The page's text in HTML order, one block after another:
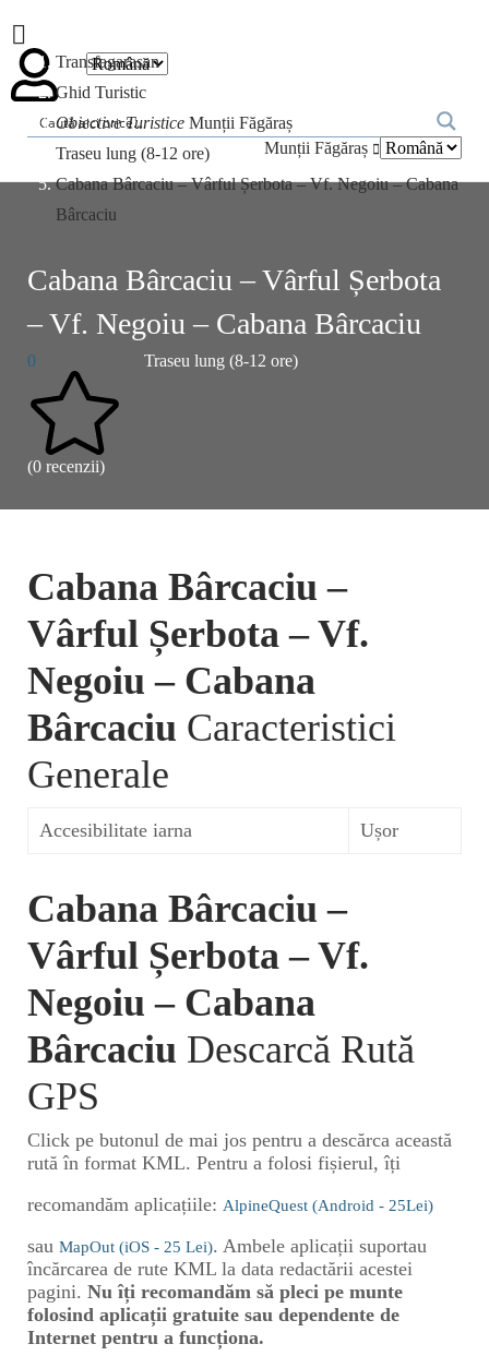
Munții Făgăraș
Transfagarasan
Ghid Turistic
Obiective Turistice Munții Făgăraș
Traseu lung (8-12 ore)
Cabana Bârcaciu – Vârful Șerbota – Vf. Negoiu – Cabana
Bârcaciu
Cabana Bârcaciu – Vârful Șerbota
– Vf. Negoiu – Cabana Bârcaciu
0
(0 recenzii)
Traseu lung (8-12 ore)
Cabana Bârcaciu –
Vârful Șerbota – Vf.
Negoiu – Cabana
Bârcaciu Caracteristici
Generale
Accesibilitate iarna Ușor
Cabana Bârcaciu –
Vârful Șerbota – Vf.
Negoiu – Cabana
Bârcaciu Descarcă Rută
GPS
Click pe butonul de mai jos pentru a descărca această
rută în format KML. Pentru a folosi fișierul, îți
recomandăm aplicațiile: AlpineQuest (Android - 25Lei)
sau MapOut (iOS - 25 Lei). Ambele aplicații suportau
încărcarea de rute KML la data redactării acestei
pagini. Nu îți recomandăm să pleci pe munte
folosind aplicații gratuite sau dependente de
Internet pentru a funcționa.